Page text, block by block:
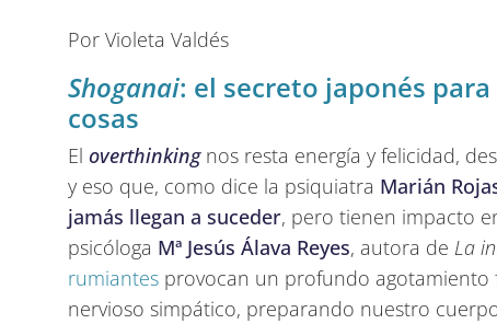
Por Violeta Valdés
Shoganai: el secreto japonés
cosas
El overthinkingnos resta energía y felicidad,
y eso que, como dice la psiquiatra Marián
jamás llegan a suceder, pero tienen impacto
psicóloga Mª Jesús Álava Reyes, autora de La
rumiantes provocan un profundo agotamiento
nervioso simpático, preparando nuestro